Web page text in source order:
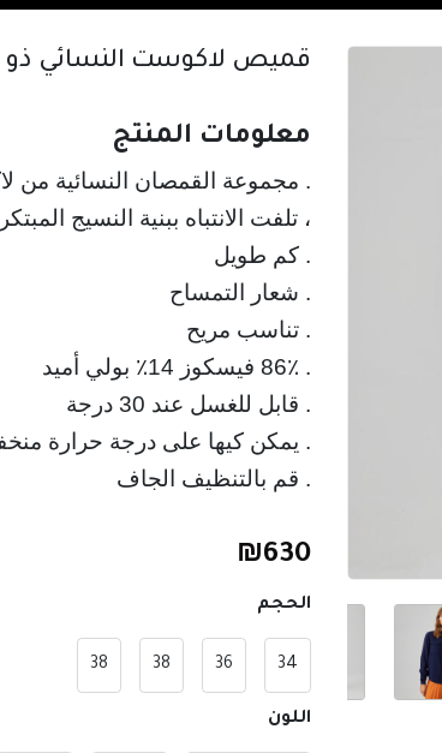
قميص لاكوست النسائي ذو
معلومات المنتج
. مجموعة القمصان النسائية من
. قم بالتنظيف الجاف
₪630
الحجم
34
36
38
38
اللون